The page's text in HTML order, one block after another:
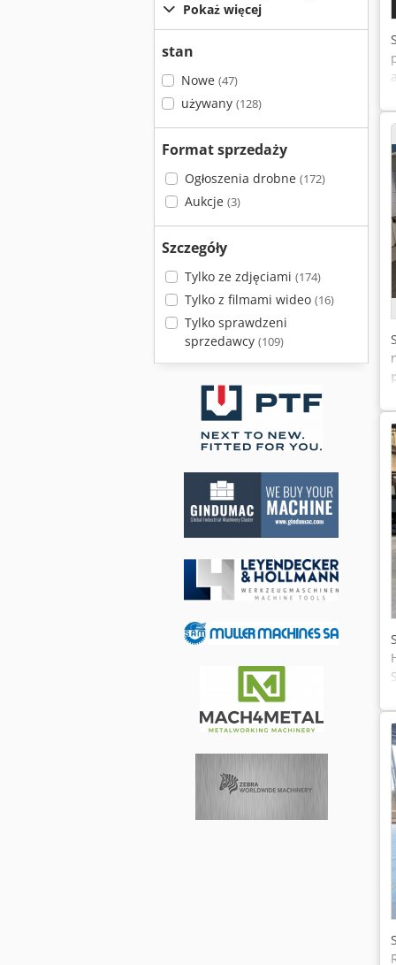
Pokaż więcej
stan
Nowe (47)
używany (128)
Format sprzedaży
Ogłoszenia drobne (172)
Aukcje (3)
Szczegóły
Tylko ze zdjęciami (174)
Tylko z filmami wideo (16)
Tylko sprawdzeni
sprzedawcy (109)